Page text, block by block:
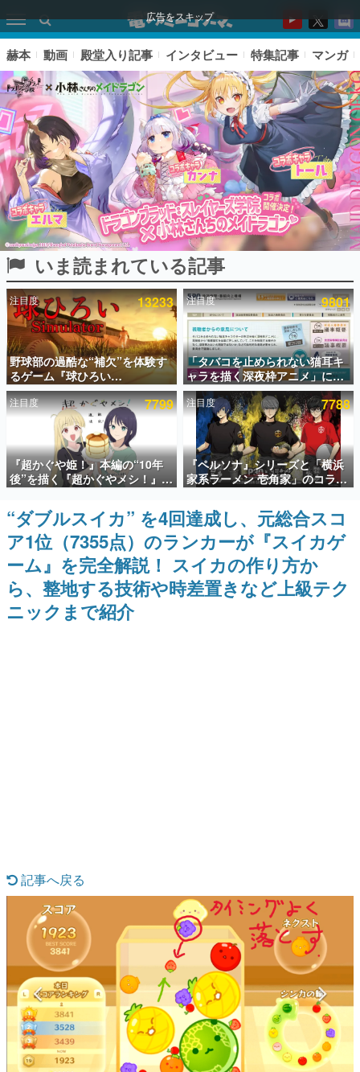
広告をスキップ
ピックアップ
電ファミのいま読まれている記事ランキング
アプリセール情報
インタビュー
連載・特集一覧
殿堂入り記事
SNS拡散数が数千以上！ ページビュー数万以上！ などな
ど。多くの人々に読まれた、電ファミ渾身の“殿堂入り”記
事をまとめました。
ゲームの企画書
名作ゲームクリエイターの方々に製作時のエピソードをお
聞きし、ヒットする企画（ゲーム）とは何か？を探ってい
きます。
赫本
この物語を解いてはいけない。『赫本』は、〈試験問題〉
の形をした短編ホラー小説集です。
なんでゲームは面白い？
ゲーム開発者・hamatsu氏がゲームの魅力を画面や操作の
具体的な形から解き明かしていく、硬派で骨太な評論連載
ゲームが変えた日本語
「経験値」「裏技」「ラスボス」… ゲームにまつわる言葉
の起源や用法の変遷を、コンピューター文化史研究家・タ
イニーP氏が徹底調査。
カテゴリ
赫本 動画 殿堂入り記事 インタビュー 特集記事 マンガ
いま読まれている記事
注目度 13233
野球部の過酷な“補欠”を体験す
るゲーム『球ひろい
Simulator』が「1件」のウィッ
シュリストをもとにチェコ語に
対応しSNSで話題に。『キング
ダム・カム』開発元やチェコの
プロ野球選手から称賛の声
注目度 9801
「タバコを止められない猫耳キ
ャラを描く深夜枠アニメ」に視
聴者の一部から批判意見。違法
薬物の使用と思しき描写も含め
て、BPOが議論を交わす
注目度 7799
『超かぐや姫！』本編の“10年
後”を描く『超かぐやメシ！』
Web連載決定。新たなWebマン
ガレーベル「ビビビコミック」
にて特別話が掲載スタート、あ
のお話には…まだ続きがある！
注目度 7788
『ペルソナ』シリーズと「横浜
家系ラーメン 壱角家」のコラボ
が8月21日から開催。”はがく
れ”風とんこつラーメンや、おい
しく食べられるカレーラーメン
がラインナップ
“ダブルスイカ” を4回達成し、元総合スコ
ア1位（7355点）のランカーが『スイカゲ
ーム』を完全解説！ スイカの作り方か
ら、整地する技術や時差置きなど上級テク
ニックまで紹介
記事へ戻る